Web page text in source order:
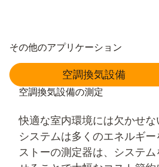
その他のアプリケーション
空調換気設備
空調換気設備の測定
快適な室内環境には欠かせ
システムは多くのエネルギ
ストーの測定器は、システ